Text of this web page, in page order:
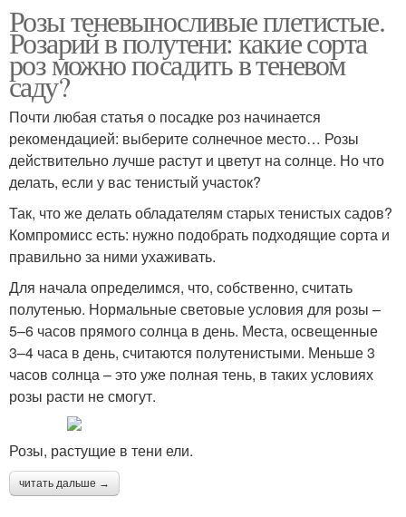
Розы теневыносливые плетистые.
Розарий в полутени: какие сорта
роз можно посадить в теневом
саду?
Почти любая статья о посадке роз начинается
рекомендацией: выберите солнечное место… Розы
действительно лучше растут и цветут на солнце. Но что
делать, если у вас тенистый участок?
Так, что же делать обладателям старых тенистых садов?
Компромисс есть: нужно подобрать подходящие сорта и
правильно за ними ухаживать.
Для начала определимся, что, собственно, считать
полутенью. Нормальные световые условия для розы –
5–6 часов прямого солнца в день. Места, освещенные
3–4 часа в день, считаются полутенистыми. Меньше 3
часов солнца – это уже полная тень, в таких условиях
розы расти не смогут.
Розы, растущие в тени ели.
читать дальше →